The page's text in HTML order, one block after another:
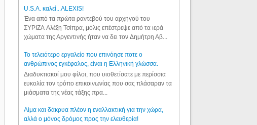
U.S.A. καλεί...ALEXIS!
Ένα από τα πρώτα ραντεβού του αρχηγού του
ΣΥΡΙΖΑ Αλέξη Τσίπρα, μόλις επέστρεψε από τα ιερά
χώματα της Αργεντινής ήταν να δει τον Δημήτρη Αβ...
Το τελειότερο εργαλείο που επινόησε ποτε ο
ανθρώπινος εγκέφαλος, είναι η Ελληνική γλώσσα.
Διαδυκτιακοί μου φίλοι, που υιοθετίσατε με περίσσια
ευκολία τον τρόπο επικοινωνίας που σας πλάσαραν τα
μιάσματα της νέας τάξης πρα...
Αίμα και δάκρυα πλέον η εναλλακτική για την χώρα,
αλλά ο μόνος δρόμος προς την ελευθερία!